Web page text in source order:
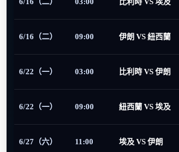
6/16（二） 09:00 伊朗 VS 紐西蘭
6/22（一） 03:00 比利時 VS 伊朗
6/22（一） 09:00 紐西蘭 VS 埃及
6/27（六） 11:00 埃及 VS 伊朗